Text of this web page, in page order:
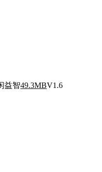
益智49.3MBV1.6